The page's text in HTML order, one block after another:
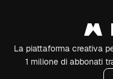
La piattaforma creativa
1 milione di abbonati